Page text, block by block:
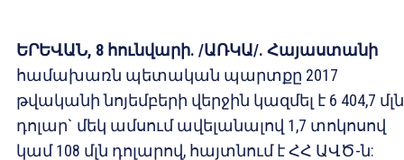
ԵՐԵՎԱՆ, 8 հունվարի. /ԱՌԿԱ/. Հայաստանի
համախառն պետական պարտքը 2017
թվականի նոյեմբերի վերջին կազմել է 6 404,7 մլն
դոլար` մեկ ամսում ավելանալով 1,7 տոկոսով
կամ 108 մլն դոլարով, հայտնում է ՀՀ ԱՎԾ-ն: